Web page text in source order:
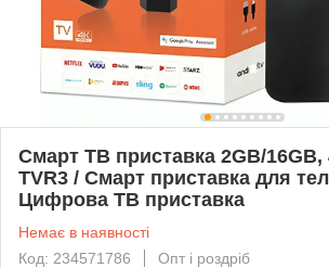
Смарт ТВ приставка 2GB/16GB,
TVR3 / Смарт приставка для
Цифрова ТВ приставка
Немає в наявності
Код: 234571786
Опт і роздріб